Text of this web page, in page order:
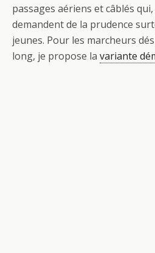
passages aériens et câblés
demandent de la prudence
jeunes. Pour les marcheurs
long, je propose la variante